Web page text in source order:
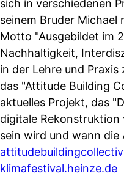
sich in verschiedenen
seinem Bruder Michael
Motto "Ausgebildet im
Nachhaltigkeit,
in der Lehre und
das "Attitude Building
aktuelles Projekt, das
digitale Rekonstruktion
sein wird und wann
klimafestival.heinze.de